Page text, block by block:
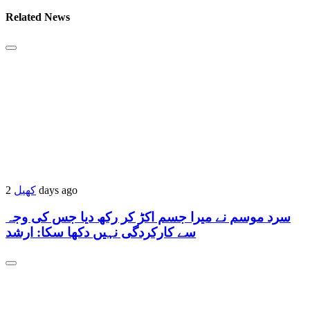
Related News
کھیل 2 days ago
سرد موسم نے میرا جسم اکڑ کر رکھ دیا جس کی وجہ
سے کارکردگی نہیں دکھا سکا: ارشد